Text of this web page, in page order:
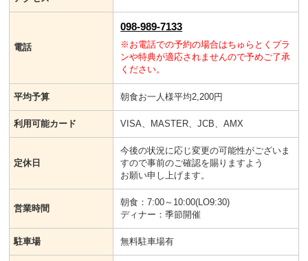
電話
098-989-7133
※お電話での予約の場合はちゅらとくプラ
ンや特典が適応されませんので予めご了承
ください。
平均予算 朝食お一人様平均2,200円
利用可能カード VISA、MASTER、JCB、AMX
定休日
今後の状況に応じ変更の可能性がございま
すので事前のご確認を賜りますよう
お願い申し上げます。
営業時間
朝食：7:00～10:00(LO9:30)
ディナー：季節開催
駐車場 無料駐車場有